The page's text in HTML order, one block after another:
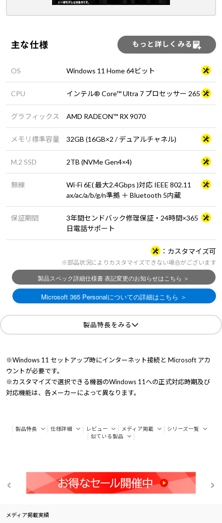
主な仕様 もっと詳しくみる
OS Windows 11 Home 64ビット
CPU インテル® Core™ Ultra 7 プロセッサー 265
グラフィックス AMD RADEON™ RX 9070
メモリ標準容量 32GB (16GB×2 / デュアルチャネル)
M.2 SSD 2TB (NVMe Gen4×4)
無線
Wi-Fi 6E( 最大2.4Gbps )対応 IEEE 802.11
ax/ac/a/b/g/n準拠 ＋ Bluetooth 5内蔵
保証期間
3年間センドバック修理保証・24時間×365
日電話サポート
カスタマイズ可
※部品状況によりカスタマイズできない場合がございます
製品特長をみる
※Windows 11 セットアップ時にインターネット接続と Microsoft アカ
ウントが必要です。
※カスタマイズで選択できる機器のWindows 11への正式対応時期及び
対応機能は、各メーカーによって異なります。
製品特長 仕様詳細 レビュー メディア掲載
シリーズ一覧
似ている製品
メディア掲載実績